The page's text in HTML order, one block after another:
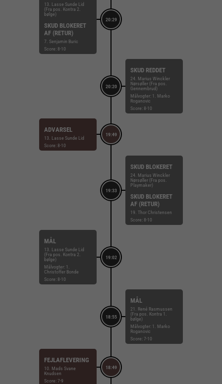
20:29
13. Lasse Sunde Lid
(Fra pos. Kontra 2.
bølge)
SKUD BLOKERET
AF (RETUR)
7. Senjamin Buric
Score: 8-10
20:20
SKUD REDDET
24. Marius Winckler
Nørsøller (Fra pos.
Gennembrud)
Målvogter: 1. Marko
Roganovic
Score: 8-10
19:49
ADVARSEL
13. Lasse Sunde Lid
Score: 8-10
19:33
SKUD BLOKERET
24. Marius Winckler
Nørsøller (Fra pos.
Playmaker)
SKUD BLOKERET
AF (RETUR)
19. Thor Christensen
Score: 8-10
19:02
MÅL
13. Lasse Sunde Lid
(Fra pos. Kontra 2.
bølge)
Målvogter: 1.
Christoffer Bonde
Score: 8-10
18:55
MÅL
21. René Rasmussen
(Fra pos. Kontra 1.
bølge)
Målvogter: 1. Marko
Roganovic
Score: 7-10
18:49
FEJLAFLEVERING
10. Mads Svane
Knudsen
Score: 7-9